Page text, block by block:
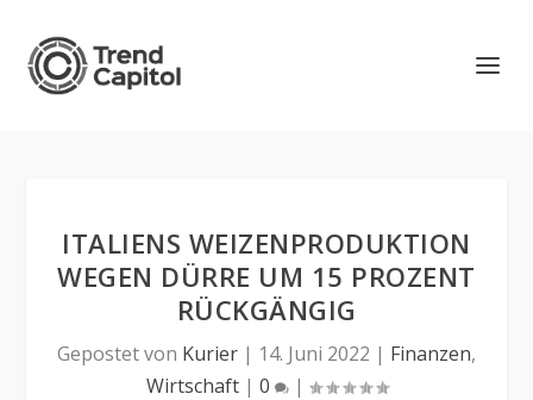
ITALIENS WEIZENPRODUKTION
WEGEN DÜRRE UM 15 PROZENT
RÜCKGÄNGIG
Gepostet von Kurier | 14. Juni 2022 | Finanzen,
Wirtschaft| 0 |